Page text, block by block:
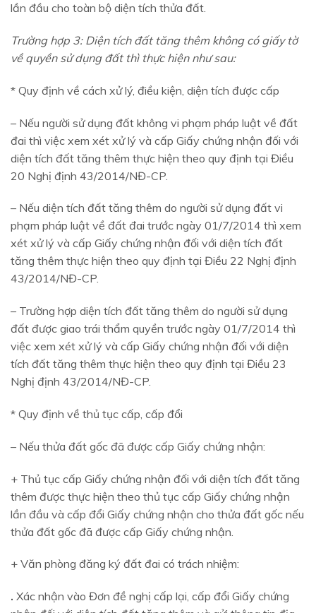
lần đầu cho toàn bộ diện tích thửa đất.
Trường hợp 3: Diện tích đất tăng thêm không có giấy tờ
về quyền sử dụng đất thì thực hiện như sau:
* Quy định về cách xử lý, điều kiện, diện tích được cấp
– Nếu người sử dụng đất không vi phạm pháp luật về đất
đai thì việc xem xét xử lý và cấp Giấy chứng nhận đối với
diện tích đất tăng thêm thực hiện theo quy định tại Điều
20 Nghị định 43/2014/NĐ-CP.
– Nếu diện tích đất tăng thêm do người sử dụng đất vi
phạm pháp luật về đất đai trước ngày 01/7/2014 thì xem
xét xử lý và cấp Giấy chứng nhận đối với diện tích đất
tăng thêm thực hiện theo quy định tại Điều 22 Nghị định
43/2014/NĐ-CP.
– Trường hợp diện tích đất tăng thêm do người sử dụng
đất được giao trái thẩm quyền trước ngày 01/7/2014 thì
việc xem xét xử lý và cấp Giấy chứng nhận đối với diện
tích đất tăng thêm thực hiện theo quy định tại Điều 23
Nghị định 43/2014/NĐ-CP.
* Quy định về thủ tục cấp, cấp đổi
– Nếu thửa đất gốc đã được cấp Giấy chứng nhận:
+ Thủ tục cấp Giấy chứng nhận đối với diện tích đất tăng
thêm được thực hiện theo thủ tục cấp Giấy chứng nhận
lần đầu và cấp đổi Giấy chứng nhận cho thửa đất gốc nếu
thửa đất gốc đã được cấp Giấy chứng nhận.
+ Văn phòng đăng ký đất đai có trách nhiệm:
. Xác nhận vào Đơn đề nghị cấp lại, cấp đổi Giấy chứng